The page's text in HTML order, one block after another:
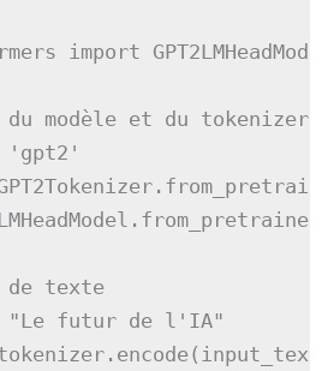
import
du modèle et du tokenizer
'gpt2'
de texte
"Le futur de l'IA"